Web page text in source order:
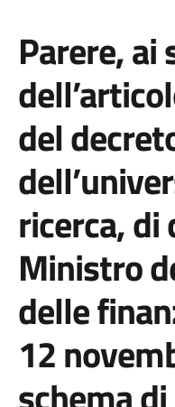
Parere, ai
del
ricerca, di
Ministro
delle
12